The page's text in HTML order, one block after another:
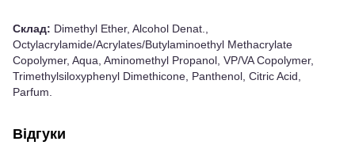
Склад: Dimethyl Ether, Alcohol Denat.,
Octylacrylamide/Acrylates/Butylaminoethyl Methacrylate
Copolymer, Aqua, Aminomethyl Propanol, VP/VA Copolymer,
Trimethylsiloxyphenyl Dimethicone, Panthenol, Citric Acid,
Parfum.
Відгуки